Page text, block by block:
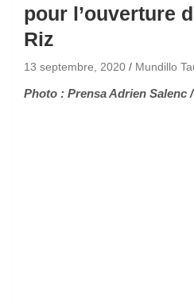
pour l’ouverture
Riz
13 septembre, 2020 Mundillo
Photo : Prensa Adrien Salenc